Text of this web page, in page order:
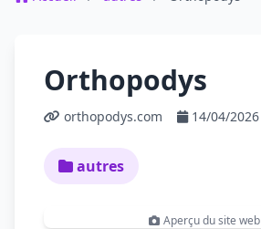
Orthopodys
orthopodys.com 14/04/2026
autres
Aperçu du site web